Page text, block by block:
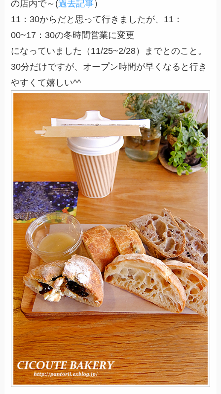
の店内で～(過去記事）
11：30からだと思って行きましたが、11：
00~17：30の冬時間営業に変更
になっていました（11/25~2/28）までとのこと。
30分だけですが、オープン時間が早くなると行き
やすくて嬉しい^^